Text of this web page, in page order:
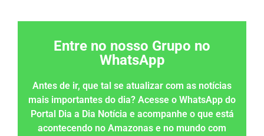
Entre no nosso Grupo no
WhatsApp
Antes de ir, que tal se atualizar com as notícias
mais importantes do dia? Acesse o WhatsApp do
Portal Dia a Dia Notícia e acompanhe o que está
acontecendo no Amazonas e no mundo com